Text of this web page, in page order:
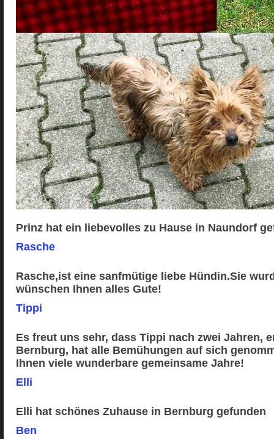
Prinz hat ein liebevolles zu Hause in Naundorf
Rasche
Rasche,ist eine sanfmütige liebe Hündin.Sie
wünschen Ihnen alles Gute!
Tippi
Es freut uns sehr, dass Tippi nach zwei Jahren,
Bernburg, hat alle Bemühungen auf sich
Ihnen viele wunderbare gemeinsame Jahre!
Elli
Elli hat schönes Zuhause in Bernburg gefunden
Ben